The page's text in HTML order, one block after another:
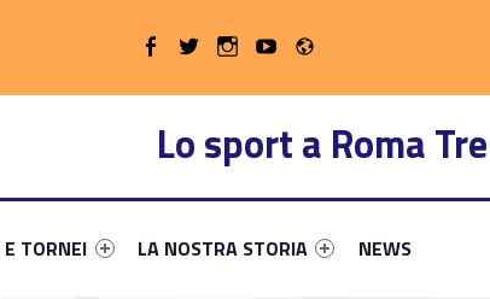
Lo sport a Roma Tre
90851-12
#link-menu-primary-23640-13
TORNEI
Link identifier #link-menu-primary-73285-16
LA NOSTRA STORIA
Link identifier
NEWS
WebMan on Facebook
WebMan on TwitterWebMan on Instagram
WebMan on Youtube